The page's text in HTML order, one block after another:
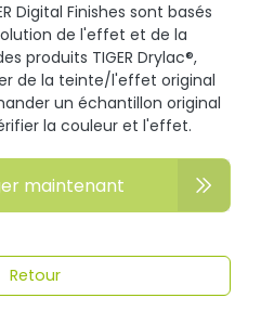
Digital Finishes sont basés
de l'effet et de la
produits TIGER Drylac®,
de la teinte/l'effet original
un échantillon original
la couleur et l'effet.
maintenant
Retour